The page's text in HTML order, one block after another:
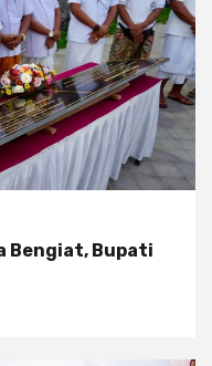
Bengiat, Bupati